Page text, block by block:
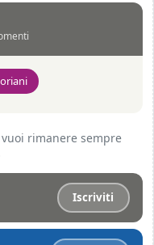
rimanere sempre
Iscriviti